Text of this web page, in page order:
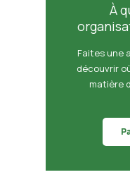
À
Faites une
découvrir
matière